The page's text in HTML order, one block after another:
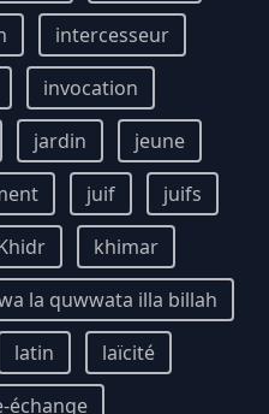
intercesseur
invocation
jardin
jeune
juif
juifs
khimar
la quwwata illa billah
latin
laïcité
échange